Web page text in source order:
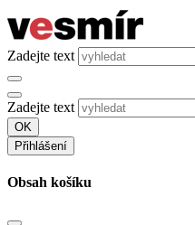
Zadejte text
Zadejte text
OK
Přihlášení
Obsah košíku